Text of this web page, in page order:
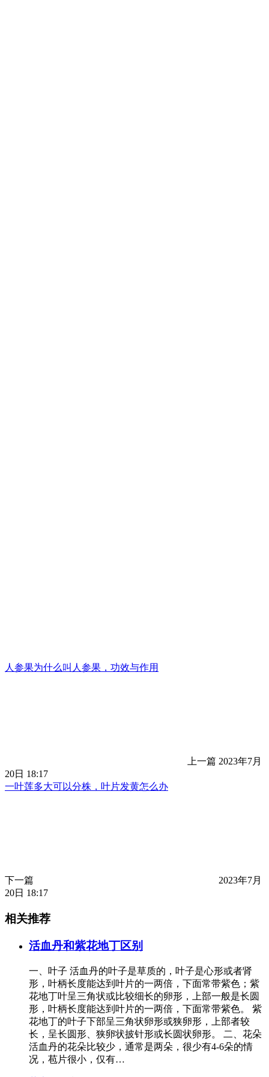
人参果为什么叫人参果，功效与作用
上一篇 2023年7月
20日 18:17
一叶莲多大可以分株，叶片发黄怎么办
下一篇
2023年7月
20日 18:17
相关推荐
活血丹和紫花地丁区别
一、叶子 活血丹的叶子是草质的，叶子是心形或者肾
形，叶柄长度能达到叶片的一两倍，下面常带紫色；紫
花地丁叶呈三角状或比较细长的卵形，上部一般是长圆
形，叶柄长度能达到叶片的一两倍，下面常带紫色。 紫
花地丁的叶子下部呈三角状卵形或狭卵形，上部者较
长，呈长圆形、狭卵状披针形或长圆状卵形。 二、花朵
活血丹的花朵比较少，通常是两朵，很少有4-6朵的情
况，苞片很小，仅有…